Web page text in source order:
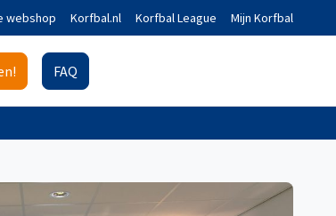
webshop Korfbal.nl Korfbal League Mijn Korfbal
FAQ